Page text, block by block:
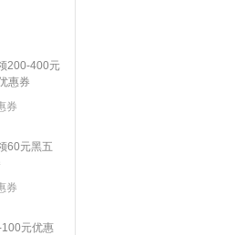
200-400元
惠券
券
60元黑五
券
元优惠